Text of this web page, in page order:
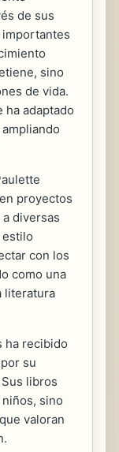
de sus
sino
de vida.
ha adaptado
proyectos
diversas
con los
como una
literatura
ha recibido
su
libros
sino
valoran